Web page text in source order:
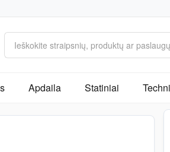
Apdaila Statiniai